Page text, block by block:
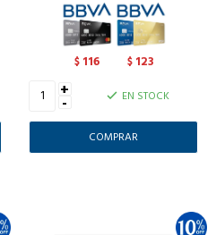
$ 116 $ 123
+
- EN STOCK